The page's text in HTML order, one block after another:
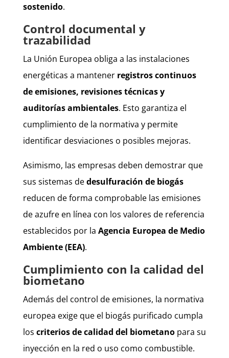
sostenido.
Control documental y
trazabilidad
La Unión Europea obliga a las instalaciones
energéticas a mantener registros continuos
de emisiones, revisiones técnicas y
auditorías ambientales. Esto garantiza el
cumplimiento de la normativa y permite
identificar desviaciones o posibles mejoras.
Asimismo, las empresas deben demostrar que
sus sistemas dedesulfuración de biogás
reducen de forma comprobable las emisiones
de azufre en línea con los valores de referencia
establecidos por la Agencia Europea de Medio
Ambiente (EEA).
Cumplimiento con la calidad del
biometano
Además del control de emisiones, la normativa
europea exige que el biogás purificado cumpla
los criterios de calidad del biometanopara su
inyección en la red o uso como combustible.